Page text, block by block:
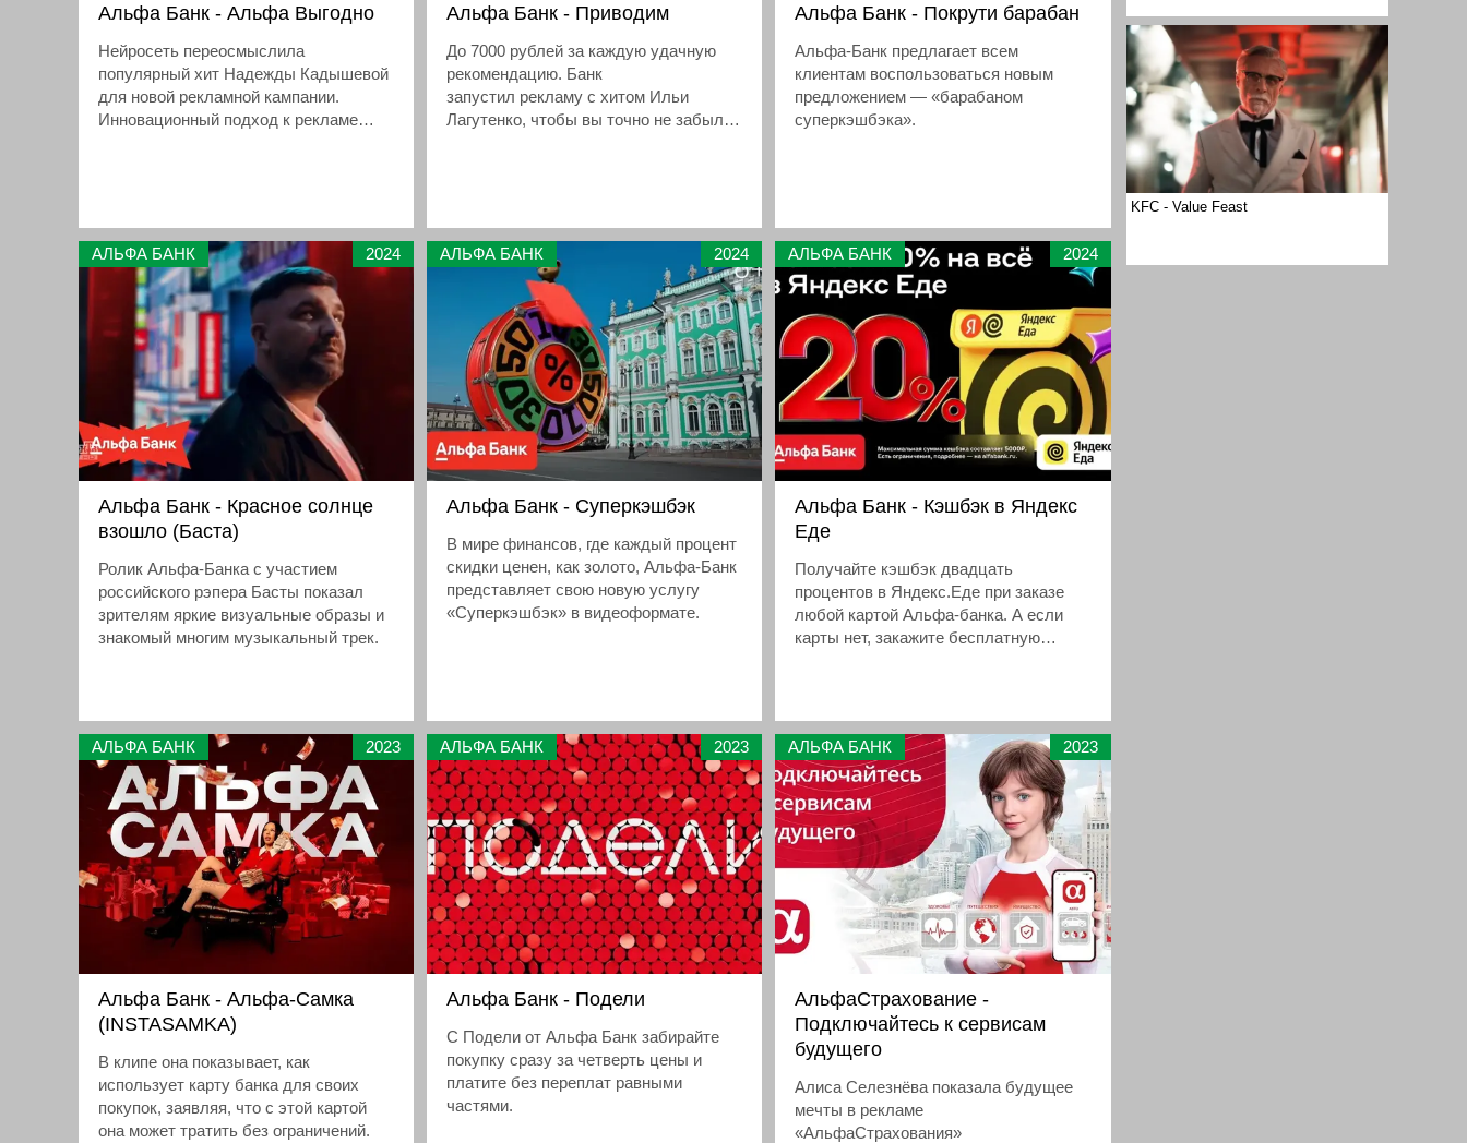
KFC - Value Feast
Альфа Банк - Альфа Выгодно
Нейросеть переосмыслила
популярный хит Надежды Кадышевой
для новой рекламной кампании.
Инновационный подход к рекламе
Альфа Банк - Приводим
До 7000 рублей за каждую удачную
рекомендацию. Банк
запустил рекламу с хитом Ильи
Лагутенко, чтобы вы точно не забыли:
Альфа Банк - Покрути барабан
Альфа-Банк предлагает всем
клиентам воспользоваться новым
предложением — «барабаном
суперкэшбэка».
АЛЬФА БАНК 2024
Альфа Банк - Красное солнце
взошло (Баста)
Ролик Альфа-Банка с участием
российского рэпера Басты показал
зрителям яркие визуальные образы и
знакомый многим музыкальный трек.
АЛЬФА БАНК 2024
Альфа Банк - Суперкэшбэк
В мире финансов, где каждый процент
скидки ценен, как золото, Альфа-Банк
представляет свою новую услугу
«Суперкэшбэк» в видеоформате.
АЛЬФА БАНК 2024
Альфа Банк - Кэшбэк в Яндекс
Еде
Получайте кэшбэк двадцать
процентов в Яндекс.Еде при заказе
любой картой Альфа-банка. А если
карты нет, закажите бесплатную
АЛЬФА БАНК 2023
Альфа Банк - Альфа-Самка
(INSTASAMKA)
В клипе она показывает, как
использует карту банка для своих
покупок, заявляя, что с этой картой
она может тратить без ограничений.
АЛЬФА БАНК 2023
Альфа Банк - Подели
С Подели от Альфа Банк забирайте
покупку сразу за четверть цены и
платите без переплат равными
частями.
АЛЬФА БАНК 2023
АльфаСтрахование -
Подключайтесь к сервисам
будущего
Алиса Селезнёва показала будущее
мечты в рекламе
«АльфаСтрахования»